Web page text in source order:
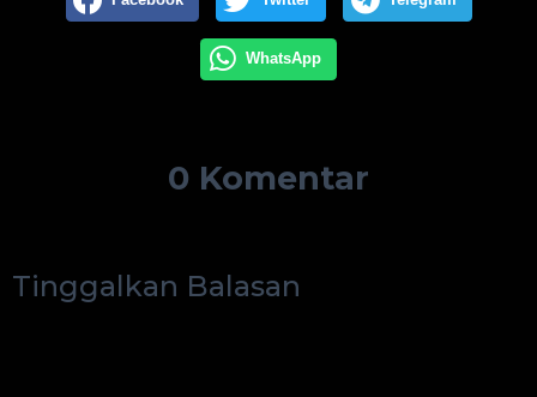
WhatsApp
0 Komentar
Tinggalkan Balasan